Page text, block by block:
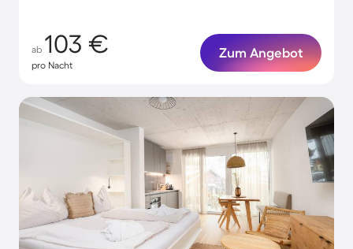
ab 103 €
pro Nacht
Zum Angebot